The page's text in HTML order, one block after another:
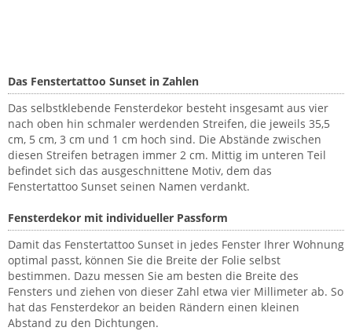
Das Fenstertattoo Sunset in Zahlen
Das selbstklebende Fensterdekor besteht insgesamt aus vier
nach oben hin schmaler werdenden Streifen, die jeweils 35,5
cm, 5 cm, 3 cm und 1 cm hoch sind. Die Abstände zwischen
diesen Streifen betragen immer 2 cm. Mittig im unteren Teil
befindet sich das ausgeschnittene Motiv, dem das
Fenstertattoo Sunset seinen Namen verdankt.
Fensterdekor mit individueller Passform
Damit das Fenstertattoo Sunset in jedes Fenster Ihrer Wohnung
optimal passt, können Sie die Breite der Folie selbst
bestimmen. Dazu messen Sie am besten die Breite des
Fensters und ziehen von dieser Zahl etwa vier Millimeter ab. So
hat das Fensterdekor an beiden Rändern einen kleinen
Abstand zu den Dichtungen.